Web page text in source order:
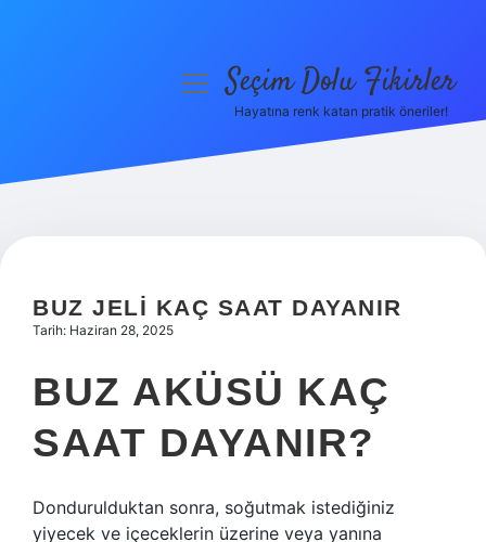
Hakkımızda
menüyüSeçim Dolu Fikirler
Hayatına renk katan pratik öneriler!
BUZ JELI KAÇ SAAT DAYANIR
Tarih: Haziran 28, 2025
BUZ AKÜSÜ KAÇ
SAAT DAYANIR?
Dondurulduktan sonra, soğutmak istediğiniz
yiyecek ve içeceklerin üzerine veya yanına